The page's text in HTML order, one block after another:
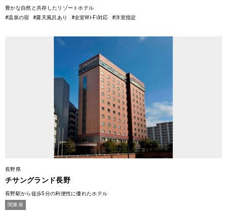
豊かな自然と共存したリゾートホテル
#温泉の宿
#露天風呂あり #全室Wi-Fi対応 #洋室指定
長野県
チサングランド長野
長野駅から徒歩5分の利便性に優れたホテル
関東発